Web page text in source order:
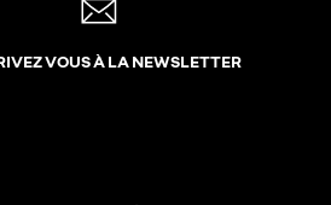
VOUS À LA NEWSLETTER